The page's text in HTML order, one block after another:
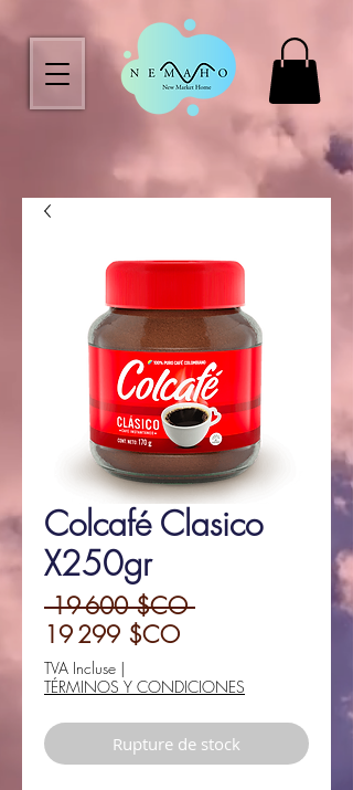
Colcafé Clasico
X250gr
19 600 $CO Prix
19 299 $COPrix
TVA Incluse |
TÉRMINOS Y CONDICIONES
Rupture de stock